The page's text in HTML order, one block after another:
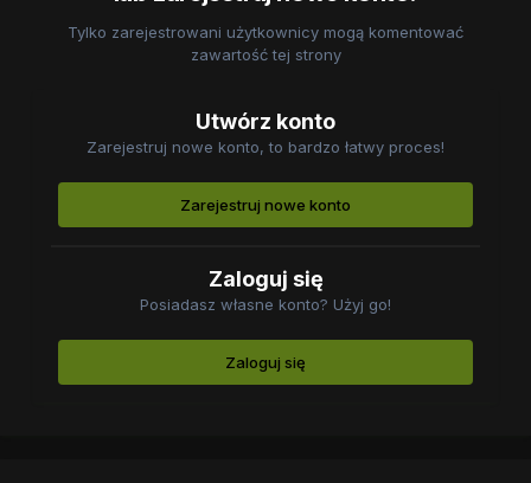
Tylko zarejestrowani użytkownicy mogą komentować
zawartość tej strony
Utwórz konto
Zarejestruj nowe konto, to bardzo łatwy proces!
Zarejestruj nowe konto
Zaloguj się
Posiadasz własne konto? Użyj go!
Zaloguj się